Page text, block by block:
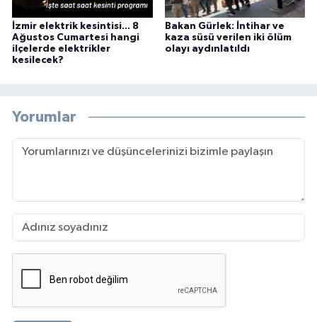
İzmir elektrik kesintisi... 8
Ağustos Cumartesi hangi
ilçelerde elektrikler
kesilecek?
Bakan Gürlek: İntihar ve
kaza süsü verilen iki ölüm
olayı aydınlatıldı
Yorumlar